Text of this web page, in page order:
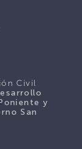
Civil
y
San